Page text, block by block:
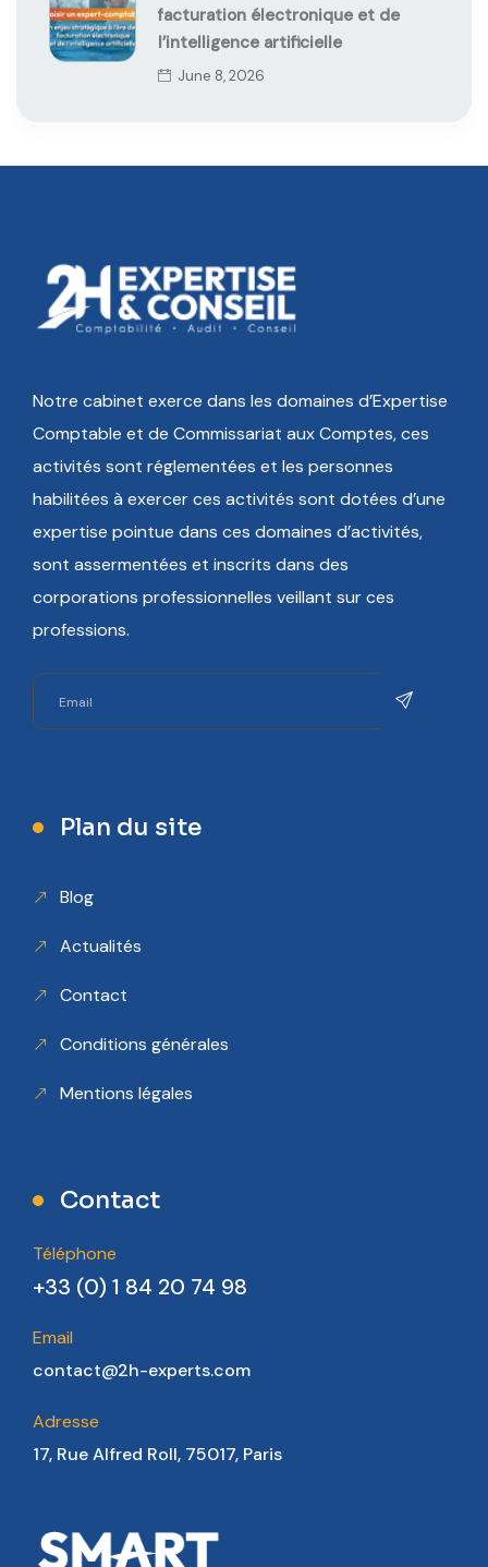
facturation électronique et de
l’intelligence artificielle
June 8, 2026
Notre cabinet exerce dans les domaines d’Expertise
Comptable et de Commissariat aux Comptes, ces
activités sont réglementées et les personnes
habilitées à exercer ces activités sont dotées d’une
expertise pointue dans ces domaines d’activités,
sont assermentées et inscrits dans des
corporations professionnelles veillant sur ces
professions.
Plan du site
Blog
Actualités
Contact
Conditions générales
Mentions légales
Contact
Téléphone
+33 (0) 1 84 20 74 98
Email
contact@2h-experts.com
Adresse
17, Rue Alfred Roll, 75017, Paris